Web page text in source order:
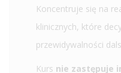
Koncentruje się na
klinicznych, które
przewidywalności
Kurs nie zastępuje